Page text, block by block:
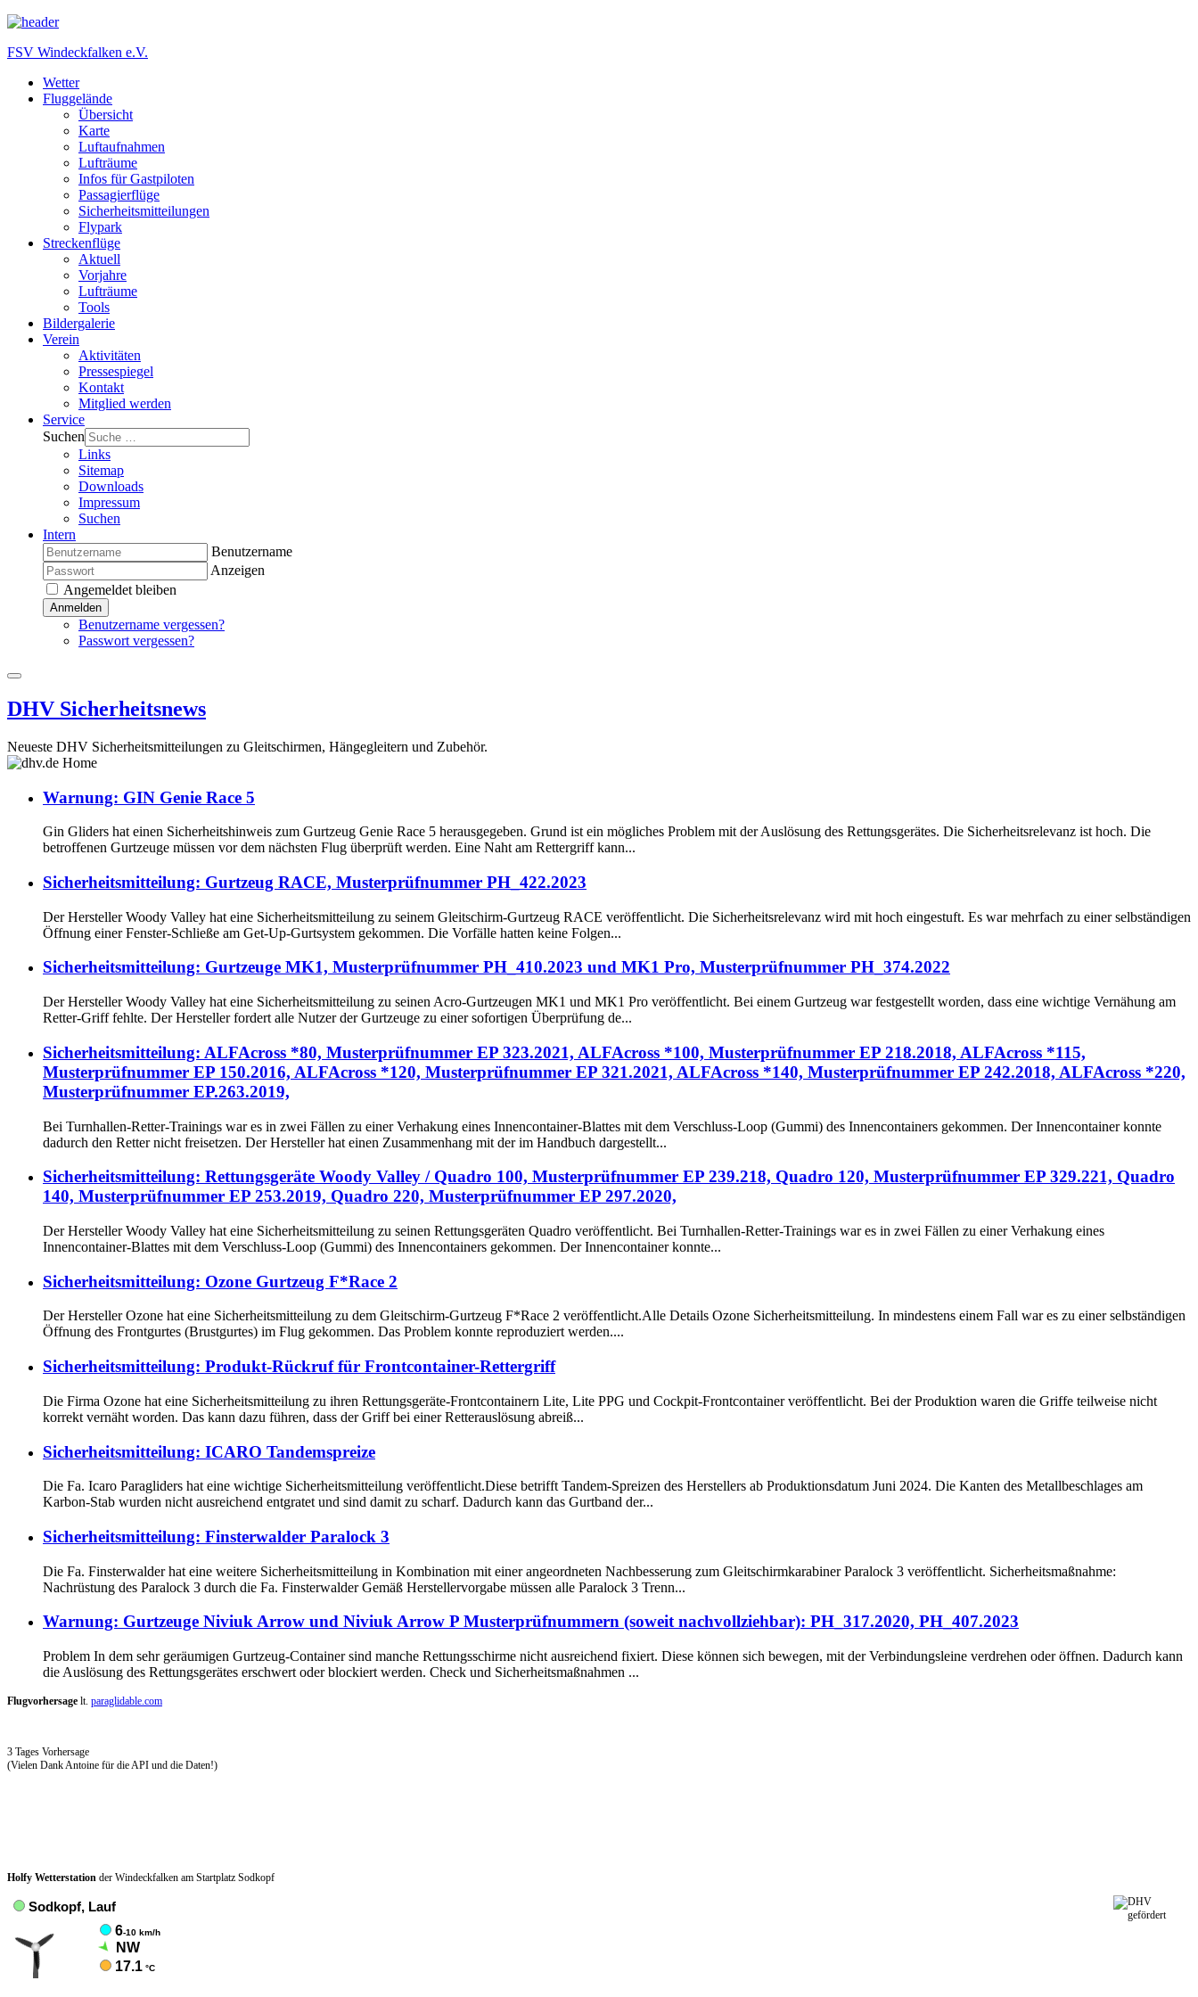
FSV Windeckfalken e.V.
Wetter
Fluggelände
Übersicht
Karte
Luftaufnahmen
Lufträume
Infos für Gastpiloten
Passagierflüge
Sicherheitsmitteilungen
Flypark
Streckenflüge
Aktuell
Vorjahre
Lufträume
Tools
Bildergalerie
Verein
Aktivitäten
Pressespiegel
Kontakt
Mitglied werden
Service
Suchen
Links
Sitemap
Downloads
Impressum
Suchen
Intern
Benutzername
Anzeigen
Angemeldet bleiben
Anmelden
Benutzername vergessen?
Passwort vergessen?
DHV Sicherheitsnews
Neueste DHV Sicherheitsmitteilungen zu Gleitschirmen, Hängegleitern und Zubehör.
Warnung: GIN Genie Race 5
Gin Gliders hat einen Sicherheitshinweis zum Gurtzeug Genie Race 5 herausgegeben. Grund ist ein mögliches Problem mit der Auslösung des Rettungsgerätes. Die Sicherheitsrelevanz ist hoch. Die
betroffenen Gurtzeuge müssen vor dem nächsten Flug überprüft werden. Eine Naht am Rettergriff kann...
Sicherheitsmitteilung: Gurtzeug RACE, Musterprüfnummer PH_422.2023
Der Hersteller Woody Valley hat eine Sicherheitsmitteilung zu seinem Gleitschirm-Gurtzeug RACE veröffentlicht. Die Sicherheitsrelevanz wird mit hoch eingestuft. Es war mehrfach zu einer selbständigen
Öffnung einer Fenster-Schließe am Get-Up-Gurtsystem gekommen. Die Vorfälle hatten keine Folgen...
Sicherheitsmitteilung: Gurtzeuge MK1, Musterprüfnummer PH_410.2023 und MK1 Pro, Musterprüfnummer PH_374.2022
Der Hersteller Woody Valley hat eine Sicherheitsmitteilung zu seinen Acro-Gurtzeugen MK1 und MK1 Pro veröffentlicht. Bei einem Gurtzeug war festgestellt worden, dass eine wichtige Vernähung am
Retter-Griff fehlte. Der Hersteller fordert alle Nutzer der Gurtzeuge zu einer sofortigen Überprüfung de...
Sicherheitsmitteilung: ALFAcross *80, Musterprüfnummer EP 323.2021, ALFAcross *100, Musterprüfnummer EP 218.2018, ALFAcross *115,
Musterprüfnummer EP 150.2016, ALFAcross *120, Musterprüfnummer EP 321.2021, ALFAcross *140, Musterprüfnummer EP 242.2018, ALFAcross *220,
Musterprüfnummer EP.263.2019,
Bei Turnhallen-Retter-Trainings war es in zwei Fällen zu einer Verhakung eines Innencontainer-Blattes mit dem Verschluss-Loop (Gummi) des Innencontainers gekommen. Der Innencontainer konnte
dadurch den Retter nicht freisetzen. Der Hersteller hat einen Zusammenhang mit der im Handbuch dargestellt...
Sicherheitsmitteilung: Rettungsgeräte Woody Valley / Quadro 100, Musterprüfnummer EP 239.218, Quadro 120, Musterprüfnummer EP 329.221, Quadro
140, Musterprüfnummer EP 253.2019, Quadro 220, Musterprüfnummer EP 297.2020,
Der Hersteller Woody Valley hat eine Sicherheitsmitteilung zu seinen Rettungsgeräten Quadro veröffentlicht. Bei Turnhallen-Retter-Trainings war es in zwei Fällen zu einer Verhakung eines
Innencontainer-Blattes mit dem Verschluss-Loop (Gummi) des Innencontainers gekommen. Der Innencontainer konnte...
Sicherheitsmitteilung: Ozone Gurtzeug F*Race 2
Der Hersteller Ozone hat eine Sicherheitsmitteilung zu dem Gleitschirm-Gurtzeug F*Race 2 veröffentlicht.Alle Details Ozone Sicherheitsmitteilung. In mindestens einem Fall war es zu einer selbständigen
Öffnung des Frontgurtes (Brustgurtes) im Flug gekommen. Das Problem konnte reproduziert werden....
Sicherheitsmitteilung: Produkt-Rückruf für Frontcontainer-Rettergriff
Die Firma Ozone hat eine Sicherheitsmitteilung zu ihren Rettungsgeräte-Frontcontainern Lite, Lite PPG und Cockpit-Frontcontainer veröffentlicht. Bei der Produktion waren die Griffe teilweise nicht
korrekt vernäht worden. Das kann dazu führen, dass der Griff bei einer Retterauslösung abreiß...
Sicherheitsmitteilung: ICARO Tandemspreize
Die Fa. Icaro Paragliders hat eine wichtige Sicherheitsmitteilung veröffentlicht.Diese betrifft Tandem-Spreizen des Herstellers ab Produktionsdatum Juni 2024. Die Kanten des Metallbeschlages am
Karbon-Stab wurden nicht ausreichend entgratet und sind damit zu scharf. Dadurch kann das Gurtband der...
Sicherheitsmitteilung: Finsterwalder Paralock 3
Die Fa. Finsterwalder hat eine weitere Sicherheitsmitteilung in Kombination mit einer angeordneten Nachbesserung zum Gleitschirmkarabiner Paralock 3 veröffentlicht. Sicherheitsmaßnahme:
Nachrüstung des Paralock 3 durch die Fa. Finsterwalder Gemäß Herstellervorgabe müssen alle Paralock 3 Trenn...
Warnung: Gurtzeuge Niviuk Arrow und Niviuk Arrow P Musterprüfnummern (soweit nachvollziehbar): PH_317.2020, PH_407.2023
Problem In dem sehr geräumigen Gurtzeug-Container sind manche Rettungsschirme nicht ausreichend fixiert. Diese können sich bewegen, mit der Verbindungsleine verdrehen oder öffnen. Dadurch kann
die Auslösung des Rettungsgerätes erschwert oder blockiert werden. Check und Sicherheitsmaßnahmen ...
Flugvorhersage lt. paraglidable.com
3 Tages Vorhersage
(Vielen Dank Antoine für die API und die Daten!)
Holfy Wetterstation der Windeckfalken am Startplatz Sodkopf